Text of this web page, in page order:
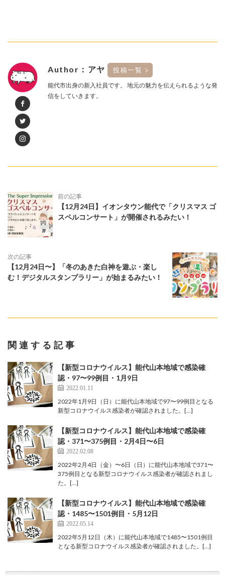
Author：アヤ 投稿一覧
能代市出身の新入社員です。 地元の魅力を伝えられるような発
信をしていきます。
前の記事
【12月24日】イオンタウン能代で「クリスマス ゴ
スペルコンサート」が開催されるみたい！
次の記事
【12月24日〜】「冬のあきた白神を遊ぶ・楽し
む！デジタルスタンプラリー」が始まるみたい！
関連する記事
【新型コロナウイルス】能代山本地域で感染確
認・97〜99例目・1月9日
2022.01.11
2022年1月9日（日）に能代山本地域で97〜99例目となる
新型コロナウイルス感染者が確認されました。[…]
【新型コロナウイルス】能代山本地域で感染確
認・371〜375例目・2月4日〜6日
2022.02.08
2022年2月4日（金）〜6日（日）に能代山本地域で371〜
375例目となる新型コロナウイルス感染者が確認されまし
た。[…]
【新型コロナウイルス】能代山本地域で感染確
認・1485〜1501例目・5月12日
2022.05.14
2022年5月12日（木）に能代山本地域で1485〜1501例目
となる新型コロナウイルス感染者が確認されました。[…]